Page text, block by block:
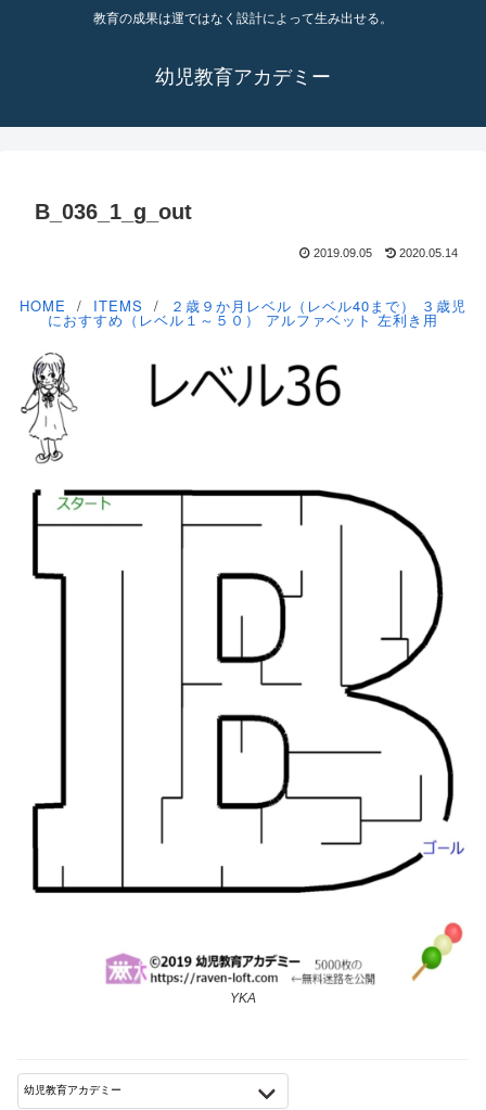
教育の成果は運ではなく設計によって生み出せる。
幼児教育アカデミー
B_036_1_g_out
2019.09.05 2020.05.14
HOME ITEMS ２歳９か月レベル（レベル40まで） ３歳児
におすすめ（レベル１～５０） アルファベット 左利き用
YKA